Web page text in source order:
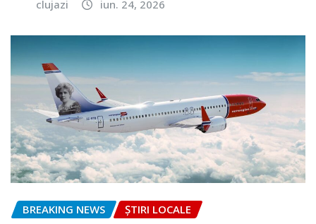
clujazi iun. 24, 2026
BREAKING NEWS ȘTIRI LOCALE